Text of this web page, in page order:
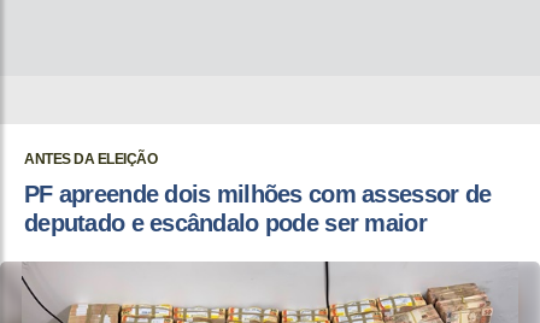
ANTES DA ELEIÇÃO
PF apreende dois milhões com assessor de
deputado e escândalo pode ser maior